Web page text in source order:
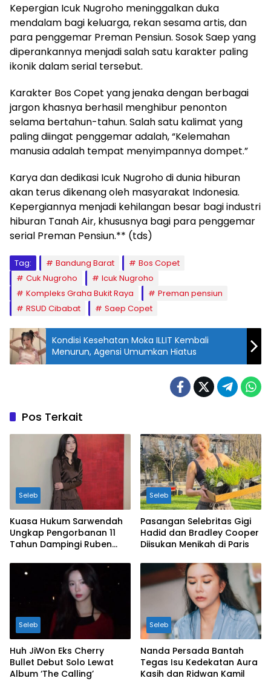
Kepergian Icuk Nugroho meninggalkan duka
mendalam bagi keluarga, rekan sesama artis, dan
para penggemar Preman Pensiun. Sosok Saep yang
diperankannya menjadi salah satu karakter paling
ikonik dalam serial tersebut.
Karakter Bos Copet yang jenaka dengan berbagai
jargon khasnya berhasil menghibur penonton
selama bertahun-tahun. Salah satu kalimat yang
paling diingat penggemar adalah, “Kelemahan
manusia adalah tempat menyimpannya dompet.”
Karya dan dedikasi Icuk Nugroho di dunia hiburan
akan terus dikenang oleh masyarakat Indonesia.
Kepergiannya menjadi kehilangan besar bagi industri
hiburan Tanah Air, khususnya bagi para penggemar
serial Preman Pensiun.** (tds)
Tag: Bandung Barat
Bos Copet
Cuk Nugroho
Icuk Nugroho
Kompleks Graha Bukit Raya
Preman pensiun
RSUD Cibabat
Saep Copet
Kondisi Kesehatan Moka ILLIT Kembali
Menurun, Agensi Umumkan Hiatus
Pos Terkait
Seleb
Kuasa Hukum Sarwendah
Ungkap Pengorbanan 11
Tahun Dampingi Ruben
Seleb
Pasangan Selebritas Gigi
Hadid dan Bradley Cooper
Diisukan Menikah di Paris
Seleb
Huh JiWon Eks Cherry
Bullet Debut Solo Lewat
Album ‘The Calling’
Seleb
Nanda Persada Bantah
Tegas Isu Kedekatan Aura
Kasih dan Ridwan Kamil